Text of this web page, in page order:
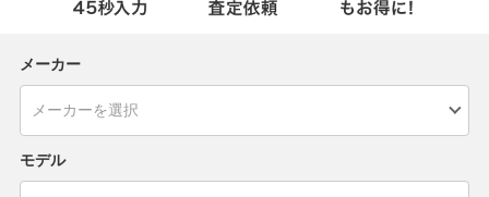
メーカー
モデル